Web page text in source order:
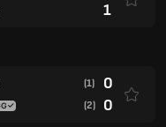
1
(1) 0
(2) 0